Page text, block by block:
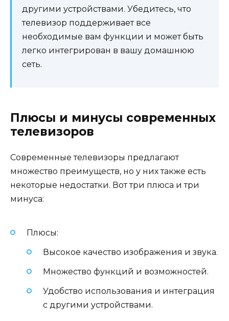
другими устройствами. Убедитесь, что
телевизор поддерживает все
необходимые вам функции и может быть
легко интегрирован в вашу домашнюю
сеть.
Плюсы и минусы современных
телевизоров
Современные телевизоры предлагают
множество преимуществ, но у них также есть
некоторые недостатки. Вот три плюса и три
минуса:
Плюсы:
Высокое качество изображения и звука.
Множество функций и возможностей.
Удобство использования и интеграция
с другими устройствами.